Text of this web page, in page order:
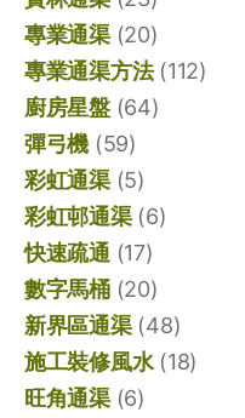
專業通渠(20)
專業通渠方法(112)
廚房星盤(64)
彈弓機 (59)
彩虹通渠(5)
彩虹邨通渠(6)
快速疏通 (17)
數字馬桶(20)
新界區通渠(48)
施工裝修風水(18)
旺角通渠(6)